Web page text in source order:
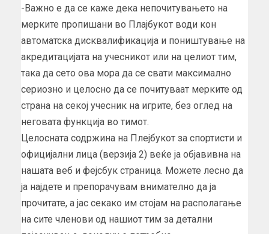
-Важно е да се каже дека непочитувањето на
мерките пропишани во Плајбукот води кон
автоматска дисквалификација и поништување на
акредитацијата на учесникот или на целиот тим,
така да сето ова мора да се свати максимално
сериозно и целосно да се почитуваат мерките од
страна на секој учесник на игрите, без оглед на
неговата функција во тимот.
Целосната содржина на Плејбукот за спортисти и
официјални лица (верзија 2) веќе ја објавивна на
нашата веб и фејсбук страница. Можете лесно да
ја најдете и препорачувам внимателно да ја
прочитате, а јас секако им стојам на располагање
на сите членови од нашиот тим за детални